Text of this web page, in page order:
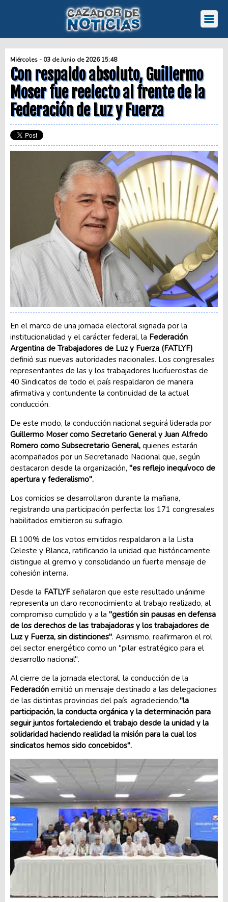
Miércoles - 03 de Junio de 2026 15:48
Con respaldo absoluto, Guillermo
Moser fue reelecto al frente de la
Federación de Luz y Fuerza
En el marco de una jornada electoral signada por la
institucionalidad y el carácter federal, la Federación
Argentina de Trabajadores de Luz y Fuerza (FATLYF)
definió sus nuevas autoridades nacionales. Los congresales
representantes de las y los trabajadores lucifuercistas de
40 Sindicatos de todo el país respaldaron de manera
afirmativa y contundente la continuidad de la actual
conducción.
De este modo, la conducción nacional seguirá liderada por
Guillermo Moser como Secretario General y Juan Alfredo
Romero como Subsecretario General, quienes estarán
acompañados por un Secretariado Nacional que, según
destacaron desde la organización, "es reflejo inequívoco de
apertura y federalismo".
Los comicios se desarrollaron durante la mañana,
registrando una participación perfecta: los 171 congresales
habilitados emitieron su sufragio.
El 100% de los votos emitidos respaldaron a la Lista
Celeste y Blanca, ratificando la unidad que históricamente
distingue al gremio y consolidando un fuerte mensaje de
cohesión interna.
Desde la FATLYF señalaron que este resultado unánime
representa un claro reconocimiento al trabajo realizado, al
compromiso cumplido y a la "gestión sin pausas en defensa
de los derechos de las trabajadoras y los trabajadores de
Luz y Fuerza, sin distinciones". Asimismo, reafirmaron el rol
del sector energético como un "pilar estratégico para el
desarrollo nacional".
Al cierre de la jornada electoral, la conducción de la
Federación emitió un mensaje destinado a las delegaciones
de las distintas provincias del país, agradeciendo,"la
participación, la conducta orgánica y la determinación para
seguir juntos fortaleciendo el trabajo desde la unidad y la
solidaridad haciendo realidad la misión para la cual los
sindicatos hemos sido concebidos".